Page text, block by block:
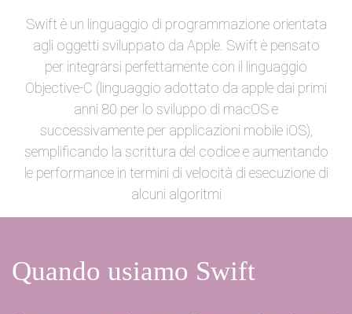
Swift è un linguaggio di programmazione orientata
agli oggetti sviluppato da Apple. Swift è pensato
per integrarsi perfettamente con il linguaggio
Objective-C (linguaggio adottato da apple dai primi
anni 80 per lo sviluppo di macOS e
successivamente per applicazioni mobile iOS),
semplificando la scrittura del codice e aumentando
le performance in termini di velocità di esecuzione di
alcuni algoritmi
Quando usiamo Swift